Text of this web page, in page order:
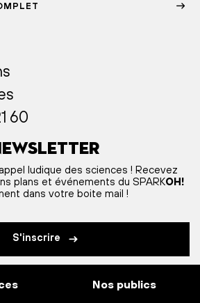
60
ludique des sciences ! Recevez
plans et événements du SPARKOH!
dans votre boite mail !
S'inscrire
Nos publics